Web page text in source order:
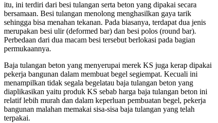
itu, ini terdiri dari besi tulangan serta beton yang dipakai secara
bersamaan. Besi tulangan menolong menghasilkan gaya tarik
sehingga bisa menahan tekanan. Pada biasanya, terdapat dua jenis
merupakan besi ulir (deformed bar) dan besi polos (round bar).
Perbedaan dari dua macam besi tersebut berlokasi pada bagian
permukaannya.
Baja tulangan beton yang menyerupai merek KS juga kerap dipakai
pekerja bangunan dalam membuat begel segiempat. Kecuali ini
menampilkan tidak segala begelatau baja tulangan beton yang
diaplikasikan yaitu produk KS sebab harga baja tulangan beton ini
relatif lebih murah dan dalam keperluan pembuatan begel, pekerja
bangunan malahan memakai sisa-sisa baja tulangan yang telah
terpakai.